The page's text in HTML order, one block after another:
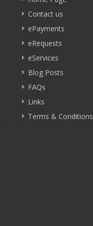
Contact us
ePayments
eRequests
eServices
Blog Posts
FAQs
Links
Terms & Conditions